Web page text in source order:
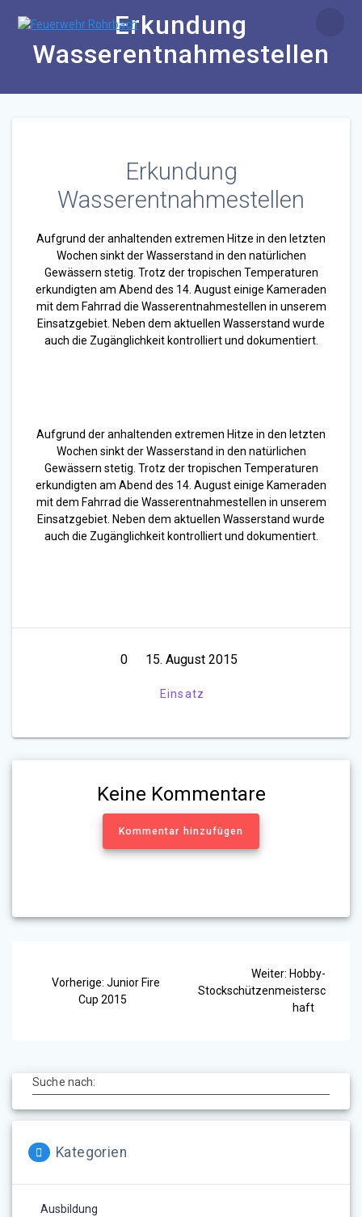
Inhalt
Erkundung
Wasserentnahmestellen
Erkundung
Wasserentnahmestellen
Aufgrund der anhaltenden extremen Hitze in den letzten
Wochen sinkt der Wasserstand in den natürlichen
Gewässern stetig. Trotz der tropischen Temperaturen
erkundigten am Abend des 14. August einige Kameraden
mit dem Fahrrad die Wasserentnahmestellen in unserem
Einsatzgebiet. Neben dem aktuellen Wasserstand wurde
auch die Zugänglichkeit kontrolliert und dokumentiert.
Aufgrund der anhaltenden extremen Hitze in den letzten
Wochen sinkt der Wasserstand in den natürlichen
Gewässern stetig. Trotz der tropischen Temperaturen
erkundigten am Abend des 14. August einige Kameraden
mit dem Fahrrad die Wasserentnahmestellen in unserem
Einsatzgebiet. Neben dem aktuellen Wasserstand wurde
auch die Zugänglichkeit kontrolliert und dokumentiert.
0 15. August 2015
Einsatz
Keine Kommentare
Kommentar hinzufügen
Vorherige: Vorheriger
Beitrag:
Junior Fire
Cup 2015
Weiter: Nächster
Beitrag:
Hobby-
Stockschützenmeistersc
haft
Suche nach:
Kategorien
Ausbildung